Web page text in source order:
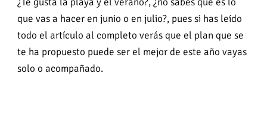
que vas a hacer en junio o en julio?, pues si has leído
todo el artículo al completo verás que el plan que se
te ha propuesto puede ser el mejor de este año vayas
solo o acompañado.